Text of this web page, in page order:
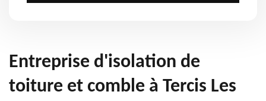
Entreprise d'isolation de
toiture et comble à Tercis Les